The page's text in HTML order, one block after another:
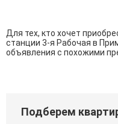
Для тех, кто хочет
станции 3-я Рабочая в
объявления с похожими
Подберем